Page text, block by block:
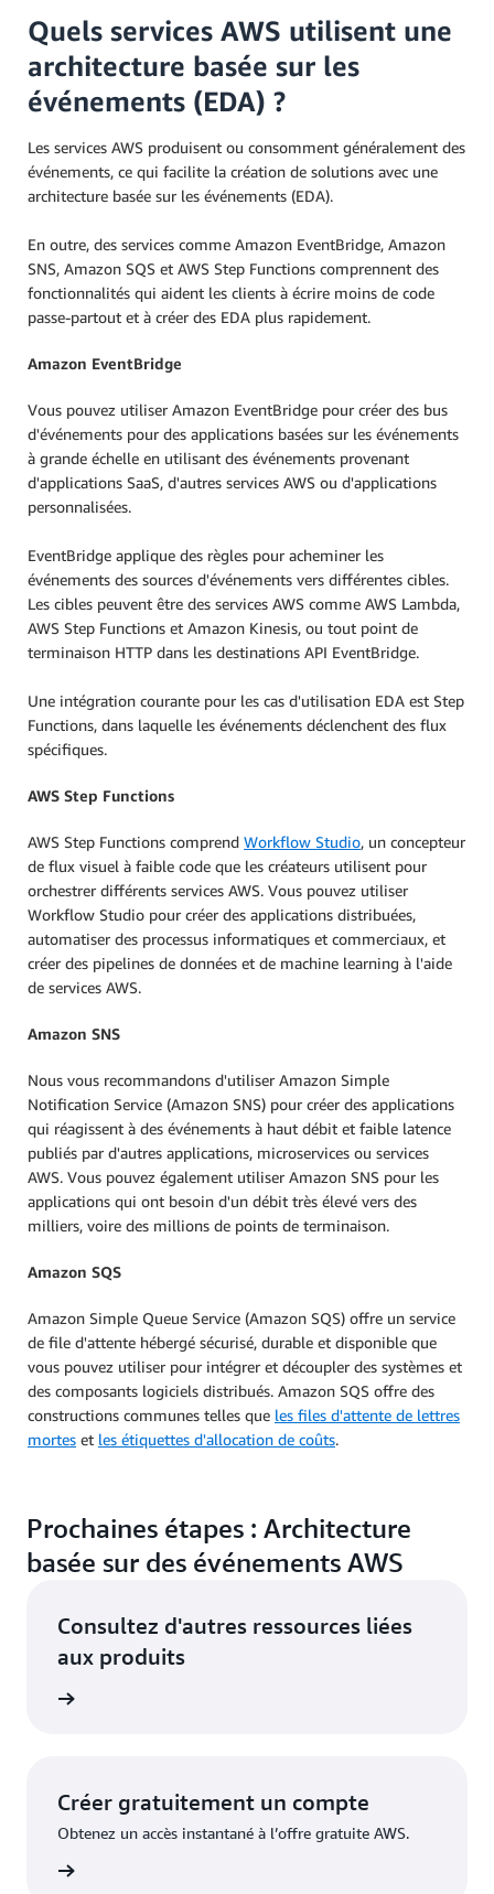
Quels services AWS utilisent une
architecture basée sur les
événements (EDA) ?
Les services AWS produisent ou consomment généralement des
événements, ce qui facilite la création de solutions avec une
architecture basée sur les événements (EDA).
En outre, des services comme Amazon EventBridge, Amazon
SNS, Amazon SQS et AWS Step Functions comprennent des
fonctionnalités qui aident les clients à écrire moins de code
passe-partout et à créer des EDA plus rapidement.
Amazon EventBridge
Vous pouvez utiliser Amazon EventBridge pour créer des bus
d'événements pour des applications basées sur les événements
à grande échelle en utilisant des événements provenant
d'applications SaaS, d'autres services AWS ou d'applications
personnalisées.
EventBridge applique des règles pour acheminer les
événements des sources d'événements vers différentes cibles.
Les cibles peuvent être des services AWS comme AWS Lambda,
AWS Step Functions et Amazon Kinesis, ou tout point de
terminaison HTTP dans les destinations API EventBridge.
Une intégration courante pour les cas d'utilisation EDA est Step
Functions, dans laquelle les événements déclenchent des flux
spécifiques.
AWS Step Functions
AWS Step Functions comprend Workflow Studio, un concepteur
de flux visuel à faible code que les créateurs utilisent pour
orchestrer différents services AWS. Vous pouvez utiliser
Workflow Studio pour créer des applications distribuées,
automatiser des processus informatiques et commerciaux, et
créer des pipelines de données et de machine learning à l'aide
de services AWS.
Amazon SNS
Nous vous recommandons d'utiliser Amazon Simple
Notiﬁcation Service (Amazon SNS) pour créer des applications
qui réagissent à des événements à haut débit et faible latence
publiés par d'autres applications, microservices ou services
AWS. Vous pouvez également utiliser Amazon SNS pour les
applications qui ont besoin d'un débit très élevé vers des
milliers, voire des millions de points de terminaison.
Amazon SQS
Amazon Simple Queue Service (Amazon SQS) offre un service
de file d'attente hébergé sécurisé, durable et disponible que
vous pouvez utiliser pour intégrer et découpler des systèmes et
des composants logiciels distribués. Amazon SQS offre des
constructions communes telles que les files d'attente de lettres
mortes et les étiquettes d'allocation de coûts.
Prochaines étapes : Architecture
basée sur des événements AWS
Consultez d'autres ressources liées
aux produits
Créer gratuitement un compte
Obtenez un accès instantané à l’offre gratuite AWS.